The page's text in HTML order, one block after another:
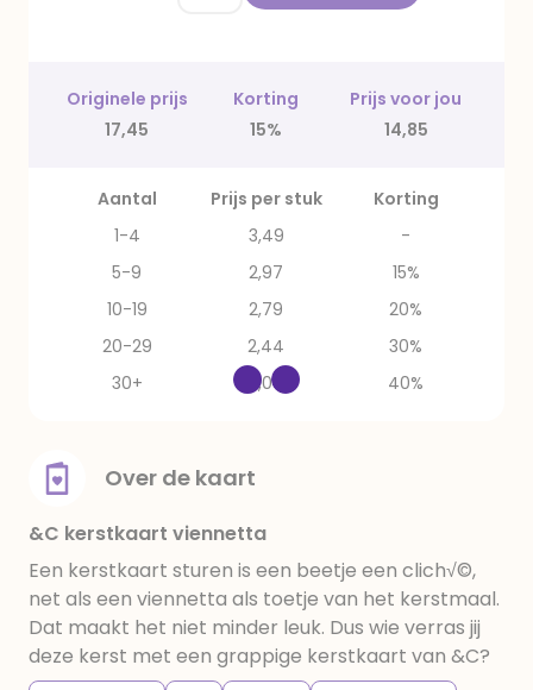
Originele prijs Korting
Prijs voor jou
17,45
15% 14,85
Aantal Prijs per stuk
Korting
1-4
3,49
-
5-9
2,97
15%
10-19
2,79
20%
20-29
2,44
30%
30+
2,09 40%
Over de kaart
&C kerstkaart viennetta
Een kerstkaart sturen is een beetje een clich√©,
net als een viennetta als toetje van het kerstmaal.
Dat maakt het niet minder leuk. Dus wie verras jij
deze kerst met een grappige kerstkaart van &C?